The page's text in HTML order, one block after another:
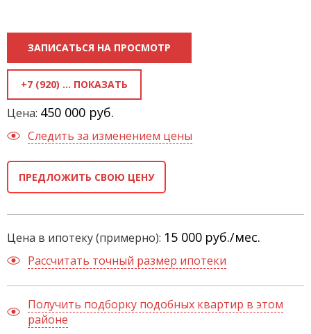
ЗАПИСАТЬСЯ НА ПРОСМОТР
+7 (920) 818-81-50
Цена: 450 000 руб.
Следить за изменением цены
ПРЕДЛОЖИТЬ СВОЮ ЦЕНУ
Цена в ипотеку (примерно): 15 000 руб./мес.
Рассчитать точный размер ипотеки
Получить подборку подобных квартир в этом
районе